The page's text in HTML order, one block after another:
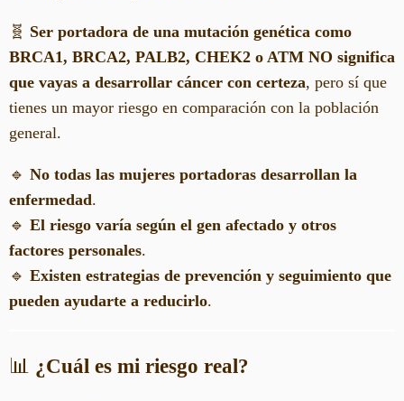
🧬 Ser portadora de una mutación genética como
BRCA1, BRCA2, PALB2, CHEK2 o ATM NO significa
que vayas a desarrollar cáncer con certeza, pero sí que
tienes un mayor riesgo en comparación con la población
general.
🔹 No todas las mujeres portadoras desarrollan la
enfermedad.
🔹 El riesgo varía según el gen afectado y otros
factores personales.
🔹 Existen estrategias de prevención y seguimiento que
pueden ayudarte a reducirlo.
📊 ¿Cuál es mi riesgo real?